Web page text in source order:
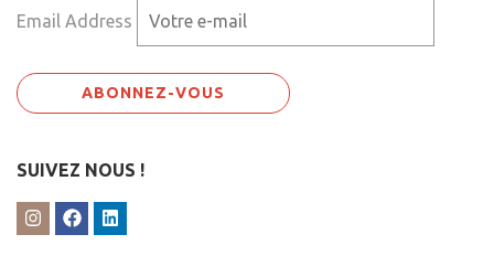
Email Address
SUIVEZ NOUS !